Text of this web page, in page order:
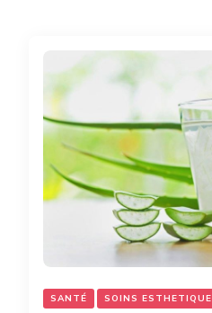
SANTÉ SOINS ESTHETIQUE